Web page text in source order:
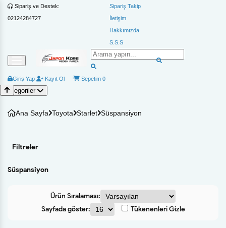
Sipariş ve Destek:
02124284727
Sipariş Takip
İletişim
Hakkımızda
S.S.S
Giriş Yap Kayıt Ol Sepetim 0
Kategoriler
Ana Sayfa Toyota Starlet Süspansiyon
Filtreler
Süspansiyon
Ürün Sıralaması:
Sayfada göster:
Tükenenleri Gizle